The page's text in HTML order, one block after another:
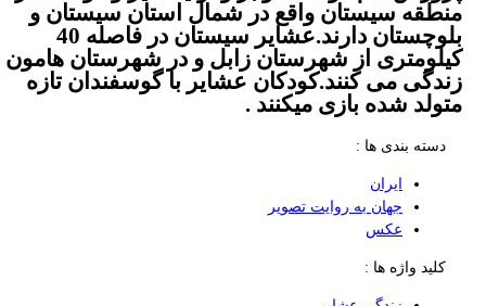
منطقه سیستان واقع در شمال استان سیستان و
بلوچستان دارند.عشایر سیستان در فاصله 40
کیلومتری از شهرستان زابل و در شهرستان هامون
زندگی می کنند.کودکان عشایر با گوسفندان تازه
متولد شده بازی میکنند .
دسته بندی ها :
ایران
جهان به روایت تصویر
عکس
کلید واژه ها :